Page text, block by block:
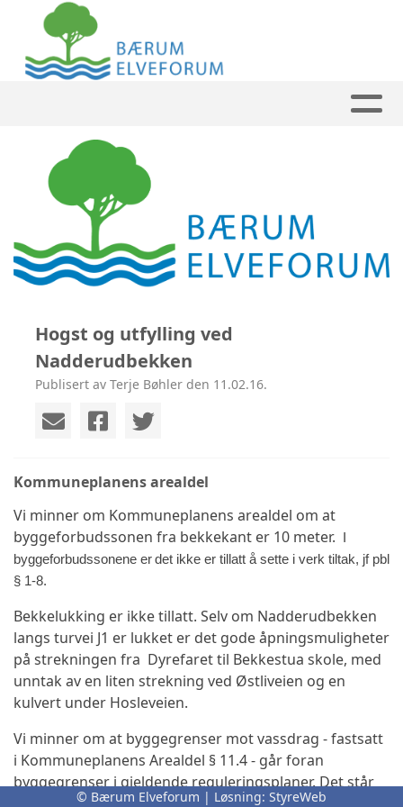
Hogst og utfylling ved
Nadderudbekken
Publisert av Terje Bøhler den 11.02.16.
Kommuneplanens arealdel
Vi minner om Kommuneplanens arealdel om at
byggeforbudssonen fra bekkekant er 10 meter.
byggeforbudssonene er det ikke er tillatt å sette iverk tiltak, jf pbl
§ 1-8.
Bekkelukking er ikke tillatt. Selv om Nadderudbekken
langs turvei J1 er lukket er det gode åpningsmuligheter
på strekningen fra Dyrefaret til Bekkestua skole, med
unntak av en liten strekning ved Østliveien og en
kulvert under Hosleveien.
Vi minner om at byggegrenser mot vassdrag - fastsatt
i Kommuneplanens Arealdel § 11.4 - går foran
byggegrenser i gjeldende reguleringsplaner. Det står
© Bærum Elveforum | Løsning: StyreWeb